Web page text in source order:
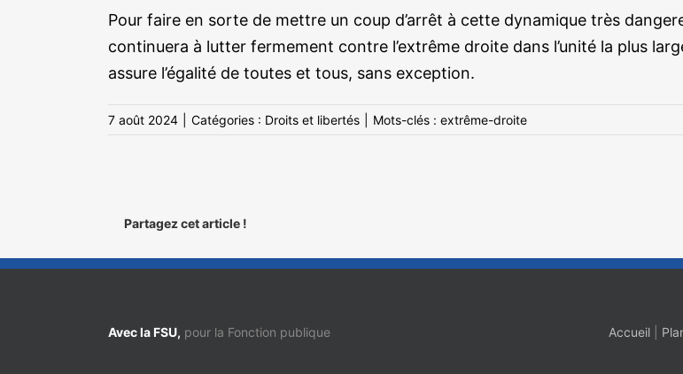
Pour faire en sorte de mettre un coup d’arrêt à cette dynamique très
continuera à lutter fermement contre l’extrême droite dans l’unité la plus
assure l’égalité de toutes et tous, sans exception.
7 août 2024 Catégories : Droits et libertés Mots-clés : extrême-droite
Partagez cet article !
Avec la FSU, pour la Fonction publique Accueil